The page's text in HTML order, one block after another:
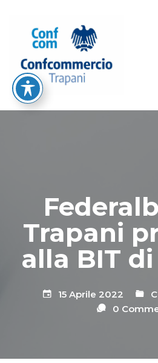
Trapani
alla BIT
15 Aprile 2022
0